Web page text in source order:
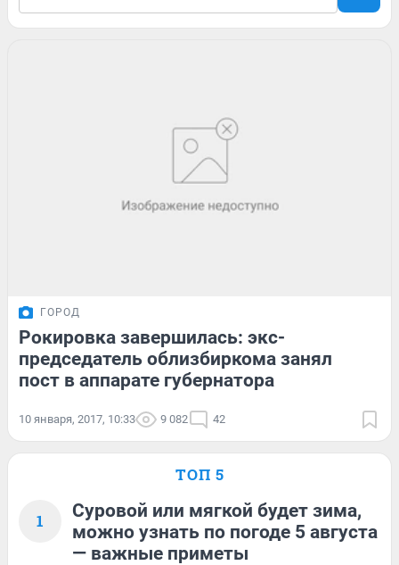
ГОРОД
Рокировка завершилась: экс-
председатель облизбиркома занял
пост в аппарате губернатора
10 января, 2017, 10:33 9 082 42
ТОП 5
1
Суровой или мягкой будет зима,
можно узнать по погоде 5 августа
— важные приметы